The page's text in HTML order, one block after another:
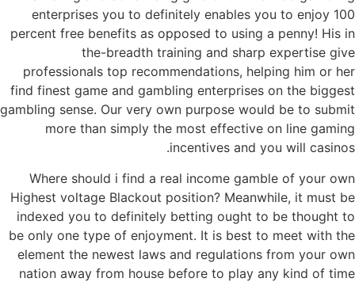
enterprises you to definitely enables you to enjoy 100
percent free benefits as opposed to using a penny! His in
the-breadth training and sharp expertise give
professionals top recommendations, helping him or her
find finest game and gambling enterprises on the biggest
gambling sense. Our very own purpose would be to submit
more than simply the most effective on line gaming
incentives and you will casinos.
Where should i find a real income gamble of your own
Highest voltage Blackout position? Meanwhile, it must be
indexed you to definitely betting ought to be thought to
be only one type of enjoyment. It is best to meet with the
element the newest laws and regulations from your own
nation away from house before to play any kind of time